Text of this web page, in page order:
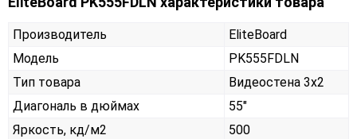
Производитель
EliteBoard
Модель
PK555FDLN
Тип товара
Видеостена 3х2
Диагональ в дюймах
55"
Яркость, кд/м2
500